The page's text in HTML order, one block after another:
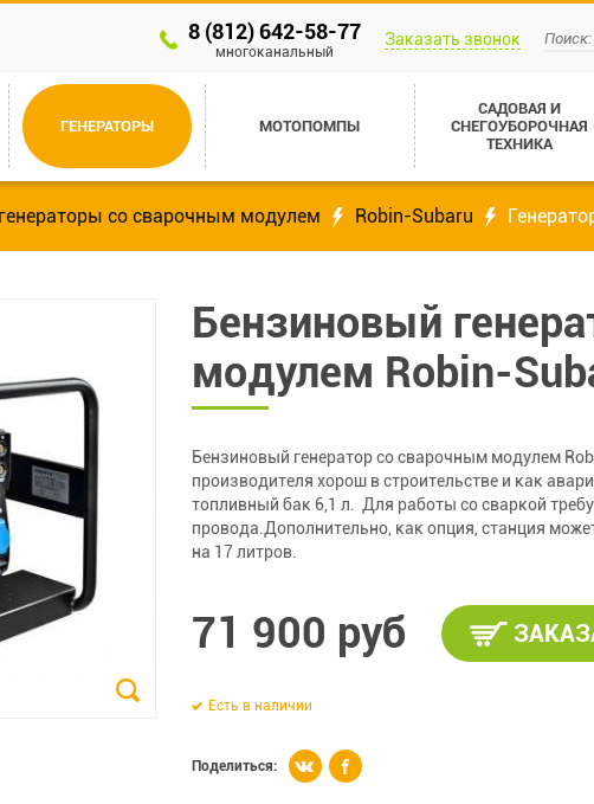
8 (812) 642-58-77
многоканальный
Заказать звонок
ГЕНЕРАТОРЫ МОТОПОМПЫ
САДОВАЯ И
СНЕГОУБОРОЧНАЯ
ТЕХНИКА
со сварочным модулем Robin-Subaru
Бензиновый
модулем Robin-
Бензиновый генератор со сварочным модулем
производителя хорош в строительстве и как
топливный бак 6,1 л. Для работы со сваркой
провода.Дополнительно, как опция, станция
на 17 литров.
71 900 руб
Есть в наличии
Поделиться: